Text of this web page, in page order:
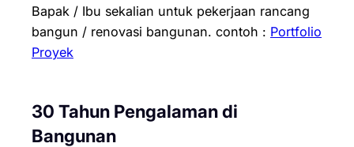
Bapak / Ibu sekalian untuk pekerjaan rancang
bangun / renovasi bangunan. contoh : Portfolio
Proyek
30 Tahun Pengalaman di
Bangunan